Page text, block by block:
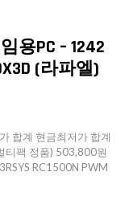
용PC – 1242
(라파엘)
합계 현금최저가 합계
티팩 정품) 503,800원
RC1500N PWM